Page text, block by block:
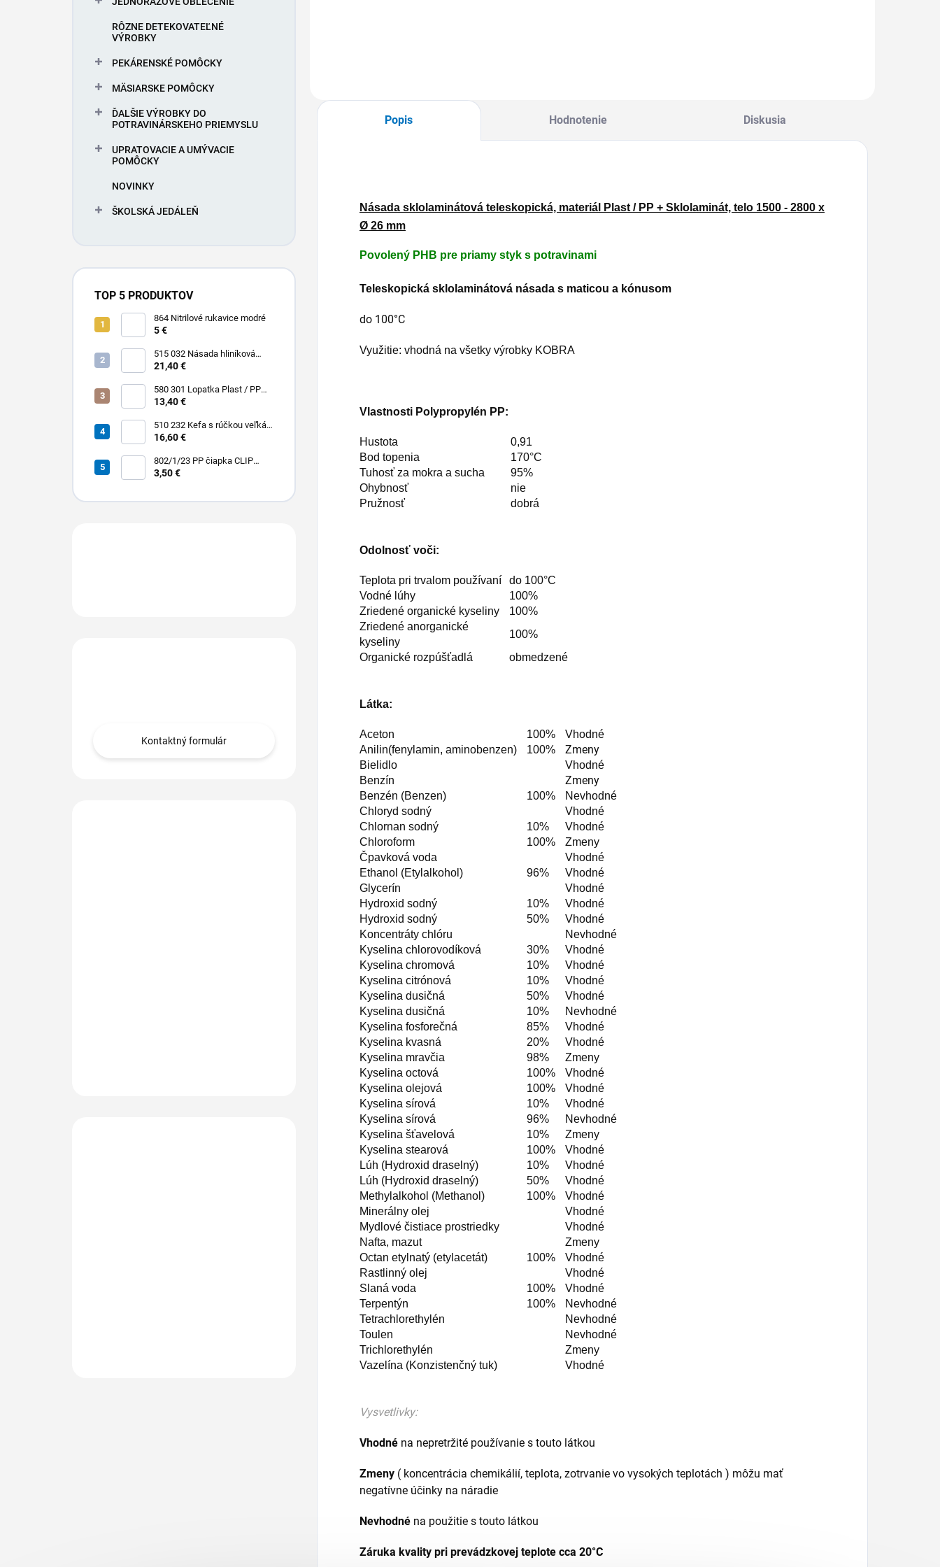
RÔZNE DETEKOVATEĽNÉ
VÝROBKY
PEKÁRENSKÉ POMÔCKY
MÄSIARSKE POMÔCKY
ĎALŠIE VÝROBKY DO
POTRAVINÁRSKEHO PRIEMYSLU
UPRATOVACIE A UMÝVACIE
POMÔCKY
NOVINKY
ŠKOLSKÁ JEDÁLEŇ
TOP 5 PRODUKTOV
864 Nitrilové rukavice modré
5 €
515 032 Násada hliníková
Hliník + Plast / PP 1500 x Ø 25
21,40 €
580 301 Lopatka Plast / PP
310 x 185 / 310 mm
13,40 €
510 232 Kefa s rúčkou veľká
dlhá stredná PBT 0,30 x 45
16,60 €
802/1/23 PP čiapka CLIP
harmonikovo poskladaná
3,50 €
Kontaktný formulár
Popis Hodnotenie Diskusia
Násada sklolaminátová teleskopická, materiál Plast / PP + Sklolaminát, telo 1500 - 2800 x
Ø 26 mm
Povolený PHB pre priamy styk s potravinami
Teleskopická sklolaminátová násada s maticou a kónusom
do 100°C
Využitie: vhodná na všetky výrobky KOBRA
Vlastnosti Polypropylén PP:
Hustota
0,91
Bod topenia
170°C
Tuhosť za mokra a sucha
95%
Ohybnosť
nie
Pružnosť
dobrá
Odolnosť voči:
Teplota pri trvalom používaní
do 100°C
Vodné lúhy
100%
Zriedené organické kyseliny
100%
Zriedené anorganické
kyseliny
100%
Organické rozpúšťadlá
obmedzené
Látka:
Aceton 100%
Vhodné
Anilin(fenylamin, aminobenzen)
100% Zmeny
Bielidlo
Vhodné
Benzín
Zmeny
Benzén (Benzen) 100%
Nevhodné
Chloryd sodný
Vhodné
Chlornan sodný
10%
Vhodné
Chloroform
100%
Zmeny
Čpavková voda
Vhodné
Ethanol (Etylalkohol)
96%
Vhodné
Glycerín
Vhodné
Hydroxid sodný
10%
Vhodné
Hydroxid sodný
50%
Vhodné
Koncentráty chlóru
Nevhodné
Kyselina chlorovodíková
30%
Vhodné
Kyselina chromová
10%
Vhodné
Kyselina citrónová
10%
Vhodné
Kyselina dusičná
50%
Vhodné
Kyselina dusičná
10%
Nevhodné
Kyselina fosforečná
85%
Vhodné
Kyselina kvasná
20%
Vhodné
Kyselina mravčia
98%
Zmeny
Kyselina octová
100%
Vhodné
Kyselina olejová
100%
Vhodné
Kyselina sírová
10%
Vhodné
Kyselina sírová
96%
Nevhodné
Kyselina šťavelová
10%
Zmeny
Kyselina stearová
100%
Vhodné
Lúh (Hydroxid draselný)
10%
Vhodné
Lúh (Hydroxid draselný)
50%
Vhodné
Methylalkohol (Methanol)
100%
Vhodné
Minerálny olej
Vhodné
Mydlové čistiace prostriedky
Vhodné
Nafta, mazut
Zmeny
Octan etylnatý (etylacetát)
100%
Vhodné
Rastlinný olej
Vhodné
Slaná voda
100%
Vhodné
Terpentýn
100%
Nevhodné
Tetrachlorethylén
Nevhodné
Toulen
Nevhodné
Trichlorethylén
Zmeny
Vazelína (Konzistenčný tuk)
Vhodné
Vysvetlivky:
Vhodné na nepretržité používanie s touto látkou
Zmeny ( koncentrácia chemikálií, teplota, zotrvanie vo vysokých teplotách ) môžu mať
negatívne účinky na náradie
Nevhodné na použitie s touto látkou
Záruka kvality pri prevádzkovej teplote cca 20°C